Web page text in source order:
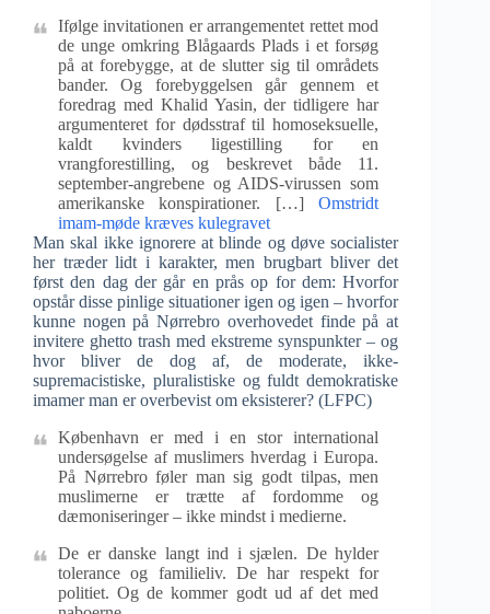
Ifølge invitationen er arrangementet rettet mod
de unge omkring Blågaards Plads i et forsøg
på at forebygge, at de slutter sig til områdets
bander. Og forebyggelsen går gennem et
foredrag med Khalid Yasin, der tidligere har
argumenteret for dødsstraf til homoseksuelle,
kaldt kvinders ligestilling for en
vrangforestilling, og beskrevet både 11.
september-angrebene og AIDS-virussen som
amerikanske konspirationer. […]Omstridt
imam-møde kræves kulegravet
Man skal ikke ignorere at blinde og døve socialister
her træder lidt i karakter, men brugbart bliver det
først den dag der går en prås op for dem: Hvorfor
opstår disse pinlige situationer igen og igen – hvorfor
kunne nogen på Nørrebro overhovedet finde på at
invitere ghetto trash med ekstreme synspunkter – og
hvor bliver de dog af, de moderate, ikke-
supremacistiske, pluralistiske og fuldt demokratiske
imamer man er overbevist om eksisterer? (LFPC)
København er med i en stor international
undersøgelse af muslimers hverdag i Europa.
På Nørrebro føler man sig godt tilpas, men
muslimerne er trætte af fordomme og
dæmoniseringer – ikke mindst i medierne.
De er danske langt ind i sjælen. De hylder
tolerance og familieliv. De har respekt for
politiet. Og de kommer godt ud af det med